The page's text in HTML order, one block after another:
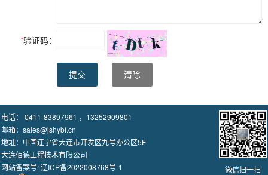
*验证码：
提交 清除
微信扫一扫
电话： 0411-83897961 ，13252909801
邮箱：sales@jshybf.cn
地址：中国辽宁省大连市开发区九号办公区5F
大连佰德工程技术有限公司
网站备案号:辽ICP备2022008768号-1